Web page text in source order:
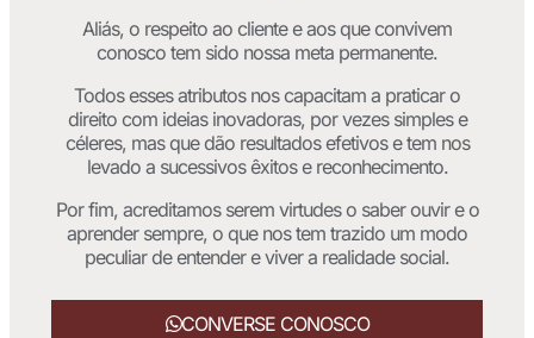
Aliás, o respeito ao cliente e aos que convivem
conosco tem sido nossa meta permanente.
Todos esses atributos nos capacitam a praticar o
direito com ideias inovadoras, por vezes simples e
céleres, mas que dão resultados efetivos e tem nos
levado a sucessivos êxitos e reconhecimento.
Por fim, acreditamos serem virtudes o saber ouvir e o
aprender sempre, o que nos tem trazido um modo
peculiar de entender e viver a realidade social.
CONVERSE CONOSCO